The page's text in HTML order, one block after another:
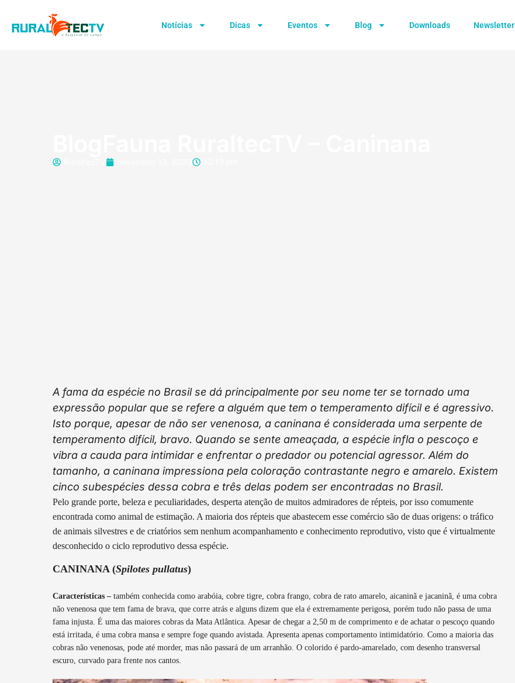
Notícias Dicas Eventos Blog Downloads Newsletter
A fama da espécie no Brasil se dá principalmente por seu nome ter se tornado uma
expressão popular que se refere a alguém que tem o temperamento difícil e é agressivo.
Isto porque, apesar de não ser venenosa, a caninana é considerada uma serpente de
temperamento difícil, bravo. Quando se sente ameaçada, a espécie infla o pescoço e
vibra a cauda para intimidar e enfrentar o predador ou potencial agressor. Além do
tamanho, a caninana impressiona pela coloração contrastante negro e amarelo. Existem
cinco subespécies dessa cobra e três delas podem ser encontradas no Brasil.
Pelo grande porte, beleza e peculiaridades, desperta atenção de muitos admiradores de répteis, por isso comumente
encontrada como animal de estimação. A maioria dos répteis que abastecem esse comércio são de duas origens: o tráfico
de animais silvestres e de criatórios sem nenhum acompanhamento e conhecimento reprodutivo, visto que é virtualmente
desconhecido o ciclo reprodutivo dessa espécie.
CANINANA (Spilotes pullatus)
Características – também conhecida como arabóia, cobre tigre, cobra frango, cobra de rato amarelo, aicaninã e jacaninã, é uma cobra
não venenosa que tem fama de brava, que corre atrás e alguns dizem que ela é extremamente perigosa, porém tudo não passa de uma
fama injusta. É uma das maiores cobras da Mata Atlântica. Apesar de chegar a 2,50 m de comprimento e de achatar o pescoço quando
está irritada, é uma cobra mansa e sempre foge quando avistada. Apresenta apenas comportamento intimidatório. Como a maioria das
cobras não venenosas, pode até morder, mas não passará de um arranhão. O colorido é pardo-amarelado, com desenho transversal
escuro, curvado para frente nos cantos.